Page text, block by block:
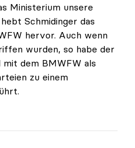
Ministerium unsere
Schmidinger das
hervor. Auch wenn
wurden, so habe der
dem BMWFW als
zu einem
konstruktive Haltung